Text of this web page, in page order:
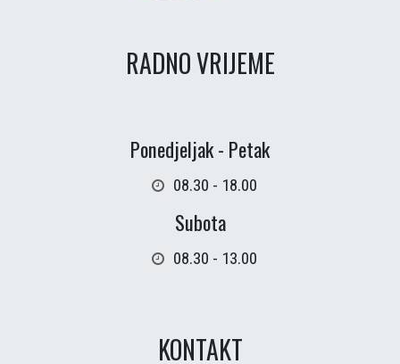
RADNO VRIJEME
Ponedjeljak - Petak
08.30 - 18.00
Subota
08.30 - 13.00
KONTAKT